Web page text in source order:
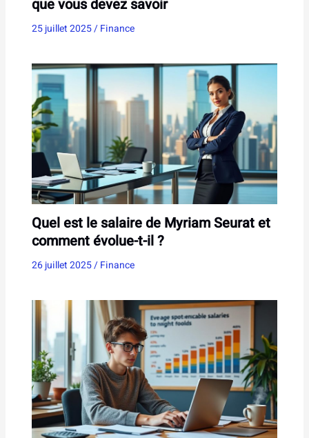
que vous devez savoir
25 juillet 2025/Finance
Quel est le salaire de Myriam Seurat et
comment évolue-t-il ?
26 juillet 2025/Finance